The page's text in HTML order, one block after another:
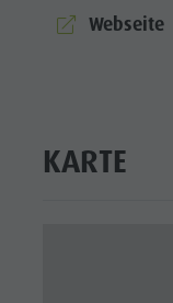
aria.website:
Webseite
KARTE